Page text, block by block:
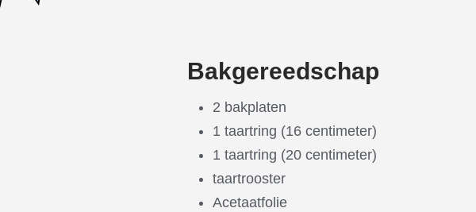
Bakgereedschap
2 bakplaten
1 taartring (16 centimeter)
1 taartring (20 centimeter)
taartrooster
Acetaatfolie